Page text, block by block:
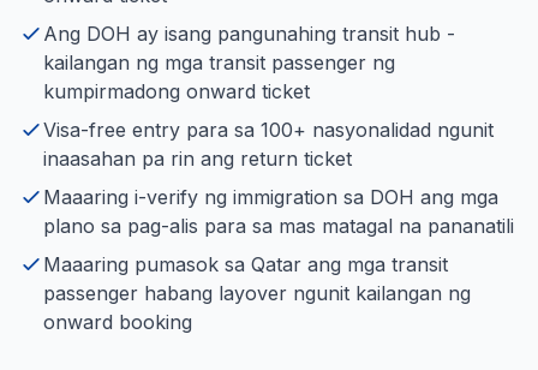
Ang DOH ay isang pangunahing transit hub -
kailangan ng mga transit passenger ng
kumpirmadong onward ticket
Visa-free entry para sa 100+ nasyonalidad ngunit
inaasahan pa rin ang return ticket
Maaaring i-verify ng immigration sa DOH ang mga
plano sa pag-alis para sa mas matagal na pananatili
Maaaring pumasok sa Qatar ang mga transit
passenger habang layover ngunit kailangan ng
onward booking